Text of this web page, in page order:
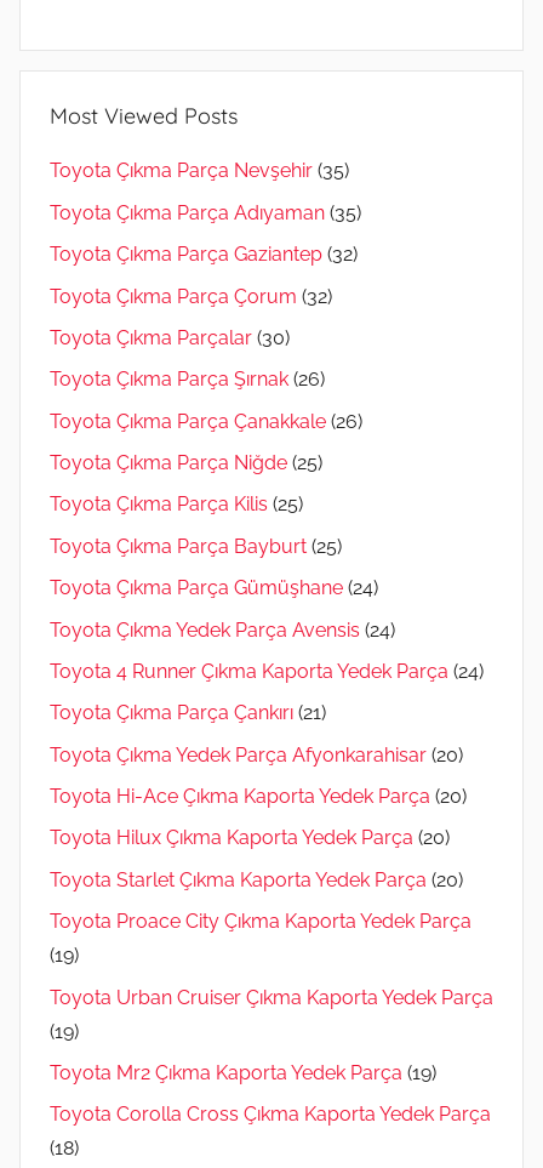
Most Viewed Posts
Toyota Çıkma Parça Nevşehir (35)
Toyota Çıkma Parça Adıyaman (35)
Toyota Çıkma Parça Gaziantep (32)
Toyota Çıkma Parça Çorum (32)
Toyota Çıkma Parçalar (30)
Toyota Çıkma Parça Şırnak (26)
Toyota Çıkma Parça Çanakkale (26)
Toyota Çıkma Parça Niğde (25)
Toyota Çıkma Parça Kilis (25)
Toyota Çıkma Parça Bayburt (25)
Toyota Çıkma Parça Gümüşhane (24)
Toyota Çıkma Yedek Parça Avensis (24)
Toyota 4 Runner Çıkma Kaporta Yedek Parça (24)
Toyota Çıkma Parça Çankırı (21)
Toyota Çıkma Yedek Parça Afyonkarahisar (20)
Toyota Hi-Ace Çıkma Kaporta Yedek Parça (20)
Toyota Hilux Çıkma Kaporta Yedek Parça (20)
Toyota Starlet Çıkma Kaporta Yedek Parça (20)
Toyota Proace City Çıkma Kaporta Yedek Parça
(19)
Toyota Urban Cruiser Çıkma Kaporta Yedek Parça
(19)
Toyota Mr2 Çıkma Kaporta Yedek Parça (19)
Toyota Corolla Cross Çıkma Kaporta Yedek Parça
(18)